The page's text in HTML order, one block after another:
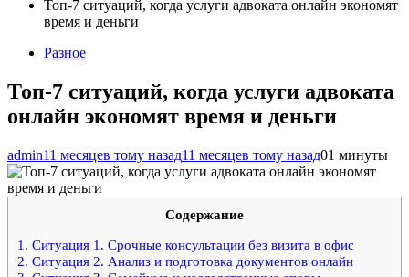
Топ-7 ситуаций, когда услуги адвоката онлайн экономят
время и деньги
Разное
Топ-7 ситуаций, когда услуги адвоката
онлайн экономят время и деньги
admin11 месяцев тому назад11 месяцев тому назад01 минуты
Содержание
1. Ситуация 1. Срочные консультации без визита в офис
2. Ситуация 2. Анализ и подготовка документов онлайн